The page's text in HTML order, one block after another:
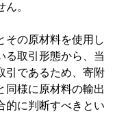
。
その原材料を使用し
る取引形態から、当
引であるため、寄附
同様に原材料の輸出
的に判断すべきとい